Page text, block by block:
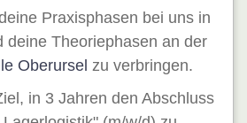
Praxisphasen bei uns in
deine Theoriephasen an der
Oberursel zu verbringen.
in 3 Jahren den Abschluss